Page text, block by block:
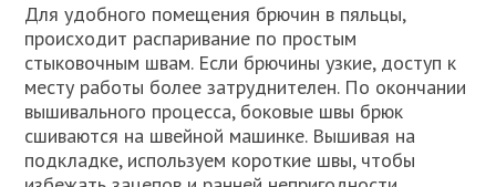
Для удобного помещения брючин в пяльцы,
происходит распаривание по простым
стыковочным швам. Если брючины узкие, доступ к
месту работы более затруднителен. По окончании
вышивального процесса, боковые швы брюк
сшиваются на швейной машинке. Вышивая на
подкладке, используем короткие швы, чтобы